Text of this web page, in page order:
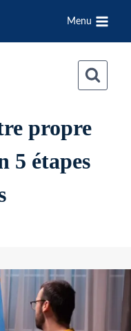
Menu
propre
5 étapes